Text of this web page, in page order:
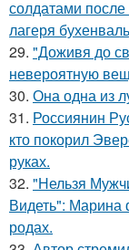
солдатами
лагеря
29. "Доживя до
невероятную
30. Она одна из
31. Россиянин
кто покорил
руках.
32. "Нельзя
Видеть": Марина
родах.